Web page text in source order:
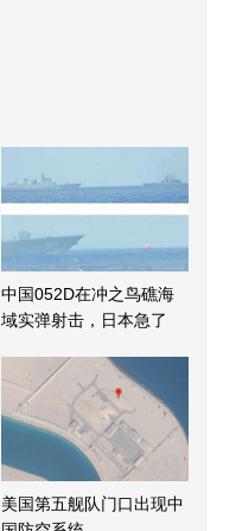
中国052D在冲之鸟礁海
域实弹射击，日本急了
美国第五舰队门口出现中